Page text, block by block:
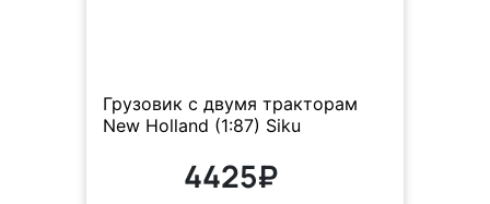
Грузовик с двумя тракторам
New Holland (1:87) Siku
4425₽